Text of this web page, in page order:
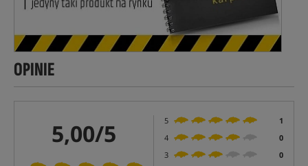
OPINIE
5,00/5 5
1
4
0
3
0